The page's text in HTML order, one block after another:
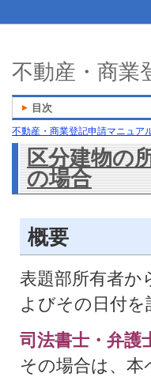
不動産・商業登記申請マニュア
区分建物の
の場合
概要
表題部所有者か
よびその日付
司法書士・弁護
その場合は、本
不動産・商業
目次